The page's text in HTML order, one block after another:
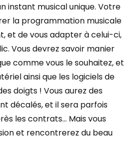
instant musical unique. Votre
la programmation musicale
et de vous adapter à celui-ci,
Vous devrez savoir manier
comme vous le souhaitez, et
ainsi que les logiciels de
doigts ! Vous aurez des
décalés, et il sera parfois
les contrats… Mais vous
et rencontrerez du beau